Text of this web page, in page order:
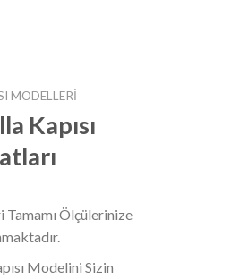
MODELLERI
Kapısı
Tamamı Ölçülerinize
Modelini Sizin